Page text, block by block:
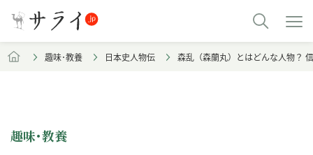
趣味･教養 日本史人物伝 森乱（森蘭丸）とはどんな人物？
趣味･教養